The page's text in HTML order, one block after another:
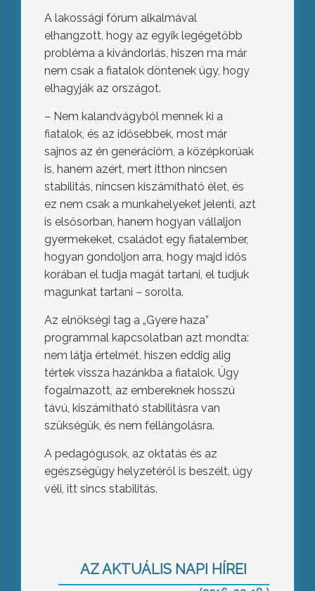
A lakossági fórum alkalmával
elhangzott, hogy az egyik legégetőbb
probléma a kivándorlás, hiszen ma már
nem csak a fiatalok döntenek úgy, hogy
elhagyják az országot.
– Nem kalandvágyból mennek ki a
fiatalok, és az idősebbek, most már
sajnos az én generációm, a középkorúak
is, hanem azért, mert itthon nincsen
stabilitás, nincsen kiszámítható élet, és
ez nem csak a munkahelyeket jelenti, azt
is elsősorban, hanem hogyan vállaljon
gyermekeket, családot egy fiatalember,
hogyan gondoljon arra, hogy majd idős
korában el tudja magát tartani, el tudjuk
magunkat tartani – sorolta.
Az elnökségi tag a „Gyere haza”
programmal kapcsolatban azt mondta:
nem látja értelmét, hiszen eddig alig
tértek vissza hazánkba a fiatalok. Úgy
fogalmazott, az embereknek hosszú
távú, kiszámítható stabilitásra van
szükségük, és nem fellángolásra.
A pedagógusok, az oktatás és az
egészségügy helyzetéről is beszélt, úgy
véli, itt sincs stabilitás.
AZ AKTUÁLIS NAPI HÍREI
104 év